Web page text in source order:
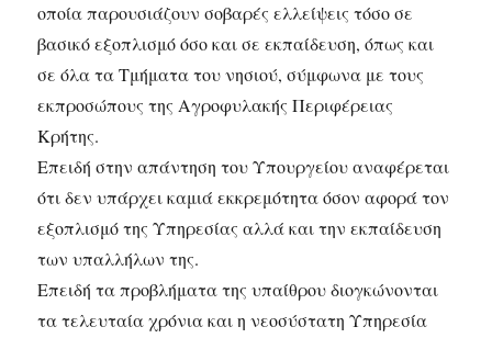
οποία παρουσιάζουν σοβαρές ελλείψεις τόσο σε
βασικό εξοπλισμό όσο και σε εκπαίδευση, όπως και
σε όλα τα Τμήματα του νησιού, σύμφωνα με τους
εκπροσώπους της Αγροφυλακής Περιφέρειας
Κρήτης.
Επειδή στην απάντηση του Υπουργείου αναφέρεται
ότι δεν υπάρχει καμιά εκκρεμότητα όσον αφορά τον
εξοπλισμό της Υπηρεσίας αλλά και την εκπαίδευση
των υπαλλήλων της.
Επειδή τα προβλήματα της υπαίθρου διογκώνονται
τα τελευταία χρόνια και η νεοσύστατη Υπηρεσία